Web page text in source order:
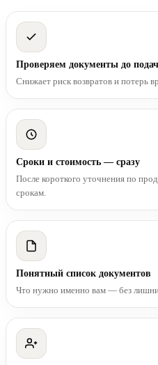
Проверяем документы до
Снижает риск возвратов и потерь
Сроки и стоимость — сразу
После короткого уточнения по
срокам.
Понятный список документов
Что нужно именно вам — без